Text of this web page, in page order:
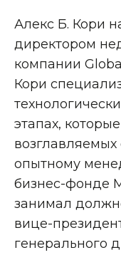
Алекс Б. Кори
директором
компании
Кори
этапах,
опытному
бизнес-фонде
занимал
вице-
генерального